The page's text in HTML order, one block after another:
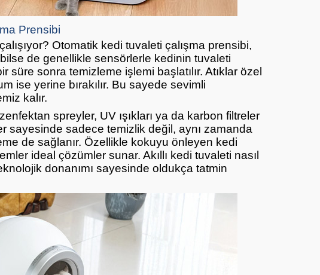
Prensibi
Otomatik kedi tuvaleti çalışma prensibi,
de genellikle sensörlerle kedinin tuvaleti
süre sonra temizleme işlemi başlatılır. Atıklar özel
ise yerine bırakılır. Bu sayede sevimli
kalır.
spreyler, UV ışıkları ya da karbon filtreler
sayesinde sadece temizlik değil, aynı zamanda
de sağlanır. Özellikle kokuyu önleyen kedi
ideal çözümler sunar. Akıllı kedi tuvaleti nasıl
donanımı sayesinde oldukça tatmin